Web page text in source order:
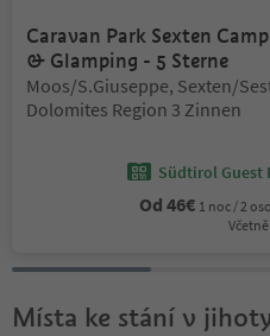
Caravan Park Sexten
& Glamping - 5 Sterne
Lokalita:
Moos/S.Giuseppe, Sexten/
Dolomites Region 3 Zinnen
Südtirol Guest
Od 46€ 1 noc / 2
Včetně
Místa ke stání v